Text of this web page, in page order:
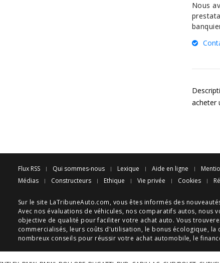
Nous
acheter
Flux RSS Qui sommes-nous Lexique Aide en ligne
Médias
Constructeurs Ethique Vie privée Cookies
Sur le site LaTribuneAuto.com, vous êtes informés des
Avec nos évaluations de véhicules, nos comparatifs autos, nous
objective de qualité pour faciliter votre achat auto. Vous
commercialisés, leurs coûts d'utilisation, le bonus écologique, la
nombreux conseils pour réussir votre achat automobile, le